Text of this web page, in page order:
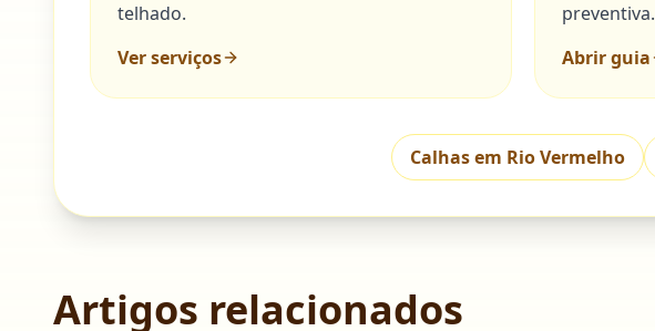
telhado.
Ver serviços
preventiva.
Abrir guia
Calhas em Rio Vermelho
Artigos relacionados